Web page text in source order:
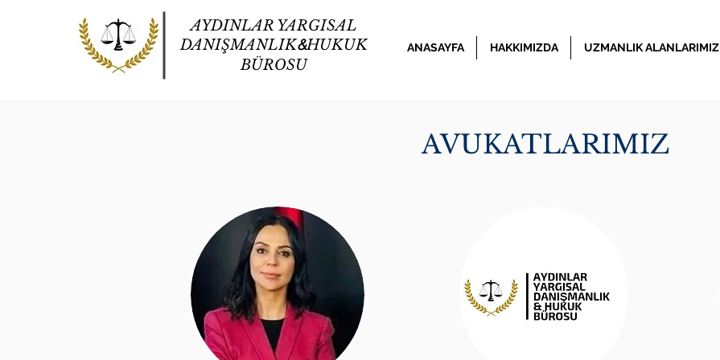
AYDINLAR YARGISAL
DANIŞMANLIK&HUKUK
BÜROSU
ANASAYFA HAKKIMIZDA UZMANLIK ALANLARIMIZ
AVUKATLARIMIZ